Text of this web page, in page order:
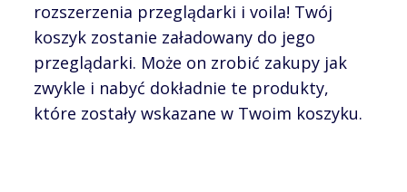
rozszerzenia przeglądarki i voila! Twój
koszyk zostanie załadowany do jego
przeglądarki. Może on zrobić zakupy jak
zwykle i nabyć dokładnie te produkty,
które zostały wskazane w Twoim koszyku.